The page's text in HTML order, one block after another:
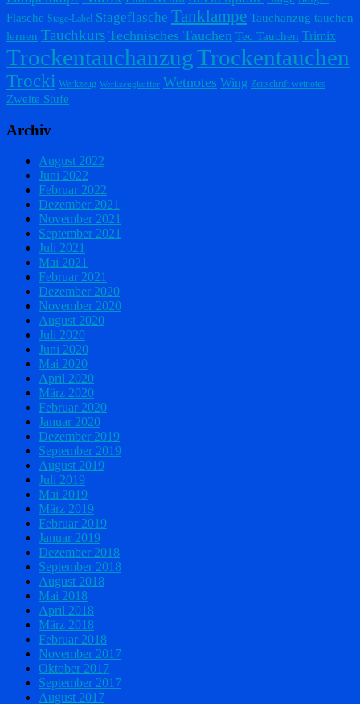
Flasche Stage-Label Stageflasche Tanklampe Tauchanzug tauchen
lernen Tauchkurs Technisches Tauchen Tec Tauchen Trimix
TrockentauchanzugTrockentauchen
Trocki Werkzeug Werkzeugkoffer Wetnotes Wing Zeitschrift wetnotes
Zweite Stufe
Archiv
August 2022
Juni 2022
Februar 2022
Dezember 2021
November 2021
September 2021
Juli 2021
Mai 2021
Februar 2021
Dezember 2020
November 2020
August 2020
Juli 2020
Juni 2020
Mai 2020
April 2020
März 2020
Februar 2020
Januar 2020
Dezember 2019
September 2019
August 2019
Juli 2019
Mai 2019
März 2019
Februar 2019
Januar 2019
Dezember 2018
September 2018
August 2018
Mai 2018
April 2018
März 2018
Februar 2018
November 2017
Oktober 2017
September 2017
August 2017